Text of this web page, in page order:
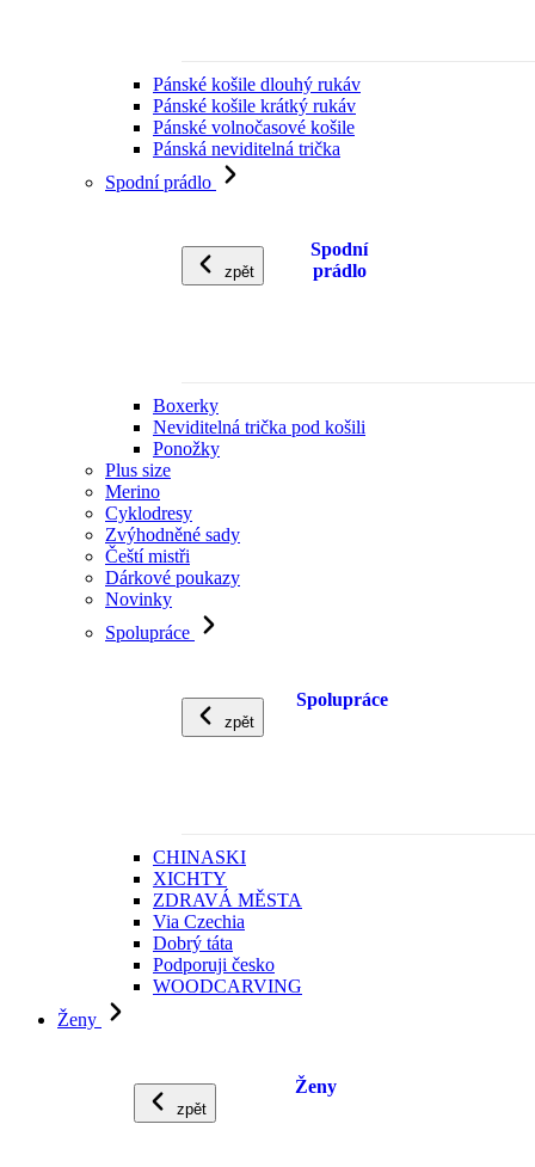
Pánské košile dlouhý rukáv
Pánské košile krátký rukáv
Pánské volnočasové košile
Pánská neviditelná trička
Spodní prádlo
zpět
Spodní
prádlo
Boxerky
Neviditelná trička pod košili
Ponožky
Plus size
Merino
Cyklodresy
Zvýhodněné sady
Čeští mistři
Dárkové poukazy
Novinky
Spolupráce
zpět
Spolupráce
CHINASKI
XICHTY
ZDRAVÁ MĚSTA
Via Czechia
Dobrý táta
Podporuji česko
WOODCARVING
Ženy
zpět
Ženy